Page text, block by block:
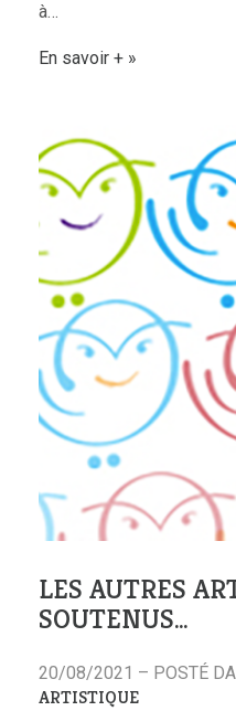
à…
En savoir +
LES AUTRES
SOUTENUS…
20/08/2021 – POSTÉ
ARTISTIQUE